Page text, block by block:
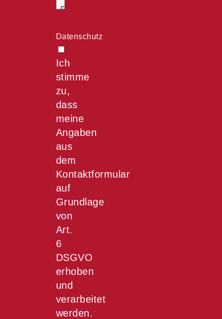
Datenschutz
Ich
stimme
zu,
dass
meine
Angaben
aus
dem
Kontaktformular
auf
Grundlage
von
Art.
6
DSGVO
erhoben
und
verarbeitet
werden.